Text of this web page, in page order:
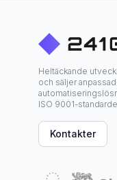
Heltäckande
och säljer
ISO 9001-
Kontakter